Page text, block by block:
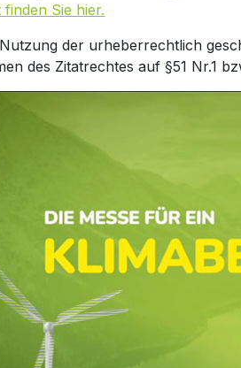
finden Sie hier.
der urheberrechtlich
des Zitatrechtes auf §51 Nr.1